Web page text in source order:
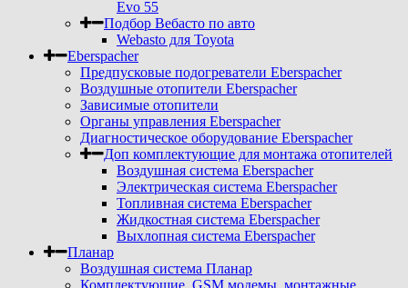
Evo 55
Подбор Вебасто по авто
Webasto для Toyota
Eberspacher
Предпусковые подогреватели Eberspacher
Воздушные отопители Eberspacher
Зависимые отопители
Органы управления Eberspacher
Диагностическое оборудование Eberspacher
Доп комплектующие для монтажа отопителей
Воздушная система Eberspacher
Электрическая система Eberspacher
Топливная система Eberspacher
Жидкостная система Eberspacher
Выхлопная система Eberspacher
Планар
Воздушная система Планар
Комплектующие, GSM модемы, монтажные